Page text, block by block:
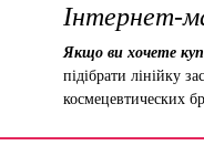
Інтернет-
Якщо ви хочете
підібрати лінійку
космецевтических